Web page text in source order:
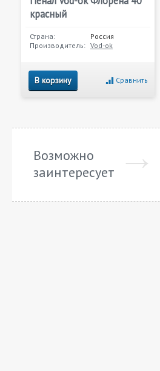
красный
Страна:
Россия
Производитель: Vod-ok
В корзину Сравнить
Возможно
заинтересует